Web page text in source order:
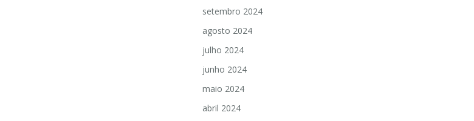
setembro 2024
agosto 2024
julho 2024
junho 2024
maio 2024
abril 2024